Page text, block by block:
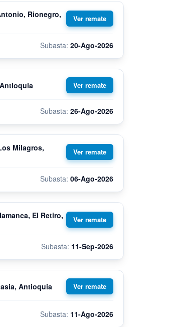
Rionegro,
20-Ago-2026
26-Ago-2026
Milagros,
06-Ago-2026
El Retiro,
11-Sep-2026
Antioquia
11-Ago-2026